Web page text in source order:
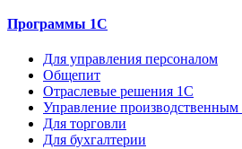
Программы 1С
Для управления персоналом
Общепит
Отраслевые решения 1С
Управление
Для торговли
Для бухгалтерии